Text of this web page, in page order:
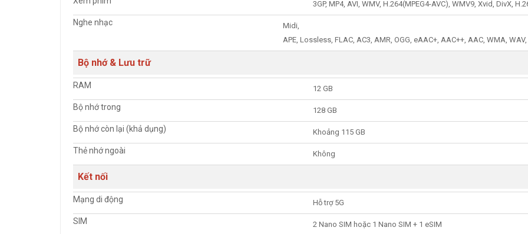
3GP, MP4, AVI, WMV, H.264(MPEG4-AVC), WMV9, Xvid, DivX,
Nghe nhạc
Midi,
APE, Lossless, FLAC, AC3, AMR, OGG, eAAC+, AAC++, AAC, WMA,
Bộ nhớ & Lưu trữ
RAM 12 GB
Bộ nhớ trong 128 GB
Bộ nhớ còn lại (khả dụng) Khoảng 115 GB
Thẻ nhớ ngoài Không
Kết nối
Mạng di động Hỗ trợ 5G
SIM 2 Nano SIM hoặc 1 Nano SIM + 1 eSIM